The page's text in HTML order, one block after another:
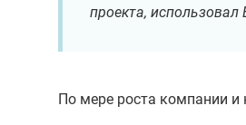
проекта, использовал
По мере роста компании и